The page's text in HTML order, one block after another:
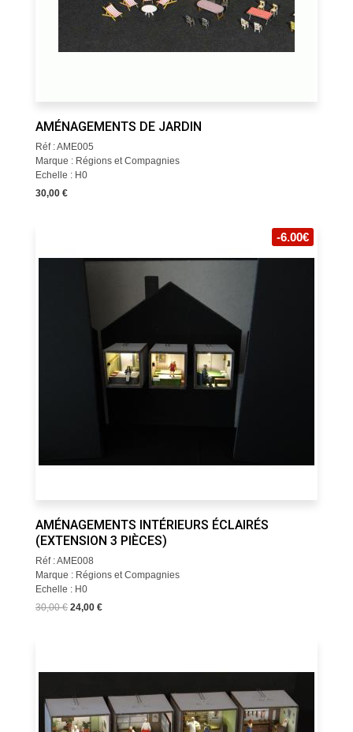
AMÉNAGEMENTS DE JARDIN
Réf : AME005
Marque : Régions et Compagnies
Echelle : H0
30,00 €
-6.00€
AMÉNAGEMENTS INTÉRIEURS ÉCLAIRÉS
(EXTENSION 3 PIÈCES)
Réf : AME008
Marque : Régions et Compagnies
Echelle : H0
30,00 €24,00 €